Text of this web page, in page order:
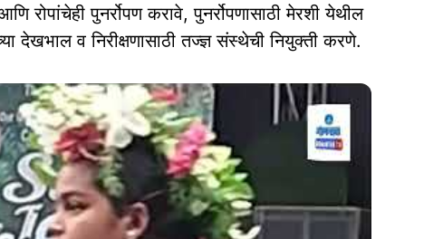
पुनर्रोपण करावे, पुनर्रोपणासाठी मेरशी येथील
देखभाल व निरीक्षणासाठी तज्ज्ञ संस्थेची नियुक्ती करणे.